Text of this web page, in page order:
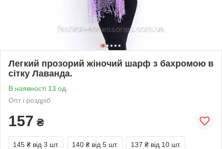
Легкий прозорий жіночий шарф з бахромою в
сітку Лаванда.
В наявності 13 од.
Опт і роздріб
157 ₴
145 ₴ від 3 шт. 140 ₴ від 5 шт. 137 ₴ від 10 шт.